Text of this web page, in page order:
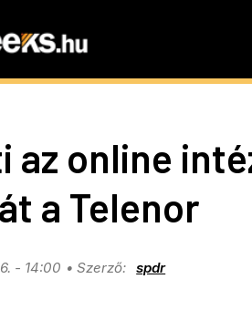
az online
a Telenor
- 14:00 spdr